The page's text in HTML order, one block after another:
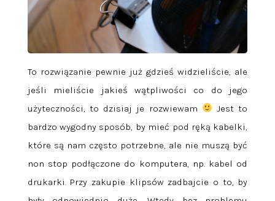
To rozwiązanie pewnie już gdzieś widzieliście, ale
jeśli mieliście jakieś wątpliwości co do jego
użyteczności, to dzisiaj je rozwiewam
Jest to
bardzo wygodny sposób, by mieć pod ręką kabelki,
które są nam często potrzebne, ale nie muszą być
non stop podłączone do komputera, np. kabel od
drukarki. Przy zakupie klipsów zadbajcie o to, by